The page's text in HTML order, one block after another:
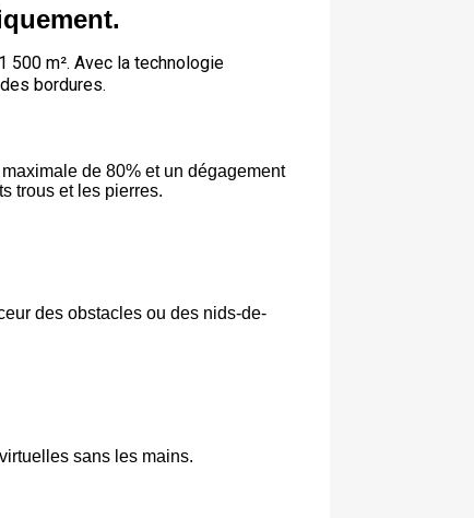
500 m². Avec la technologie
bordures.
de 80% et un dégagement
trous et les pierres.
des obstacles ou des nids-de-
sans les mains.